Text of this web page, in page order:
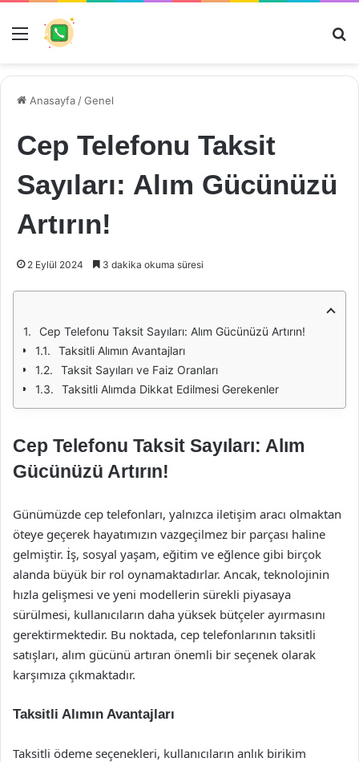
Menü
Anasayfa /Genel
Cep Telefonu Taksit
Sayıları: Alım Gücünüzü
Artırın!
2 Eylül 2024 3 dakika okuma süresi
Cep Telefonu Taksit Sayıları: Alım Gücünüzü Artırın!
Taksitli Alımın Avantajları
Taksit Sayıları ve Faiz Oranları
Taksitli Alımda Dikkat Edilmesi Gerekenler
Cep Telefonu Taksit Sayıları: Alım
Gücünüzü Artırın!
Günümüzde cep telefonları, yalnızca iletişim aracı olmaktan
öteye geçerek hayatımızın vazgeçilmez bir parçası haline
gelmiştir. İş, sosyal yaşam, eğitim ve eğlence gibi birçok
alanda büyük bir rol oynamaktadırlar. Ancak, teknolojinin
hızla gelişmesi ve yeni modellerin sürekli piyasaya
sürülmesi, kullanıcıların daha yüksek bütçeler ayırmasını
gerektirmektedir. Bu noktada, cep telefonlarının taksitli
satışları, alım gücünü artıran önemli bir seçenek olarak
karşımıza çıkmaktadır.
Taksitli Alımın Avantajları
Taksitli ödeme seçenekleri, kullanıcıların anlık birikim